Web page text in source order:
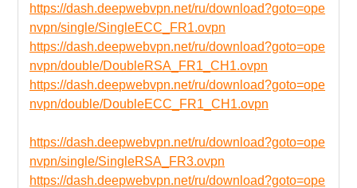
https://dash.deepwebvpn.net/ru/download?goto=ope
nvpn/single/SingleECC_FR1.ovpn
https://dash.deepwebvpn.net/ru/download?goto=ope
nvpn/double/DoubleRSA_FR1_CH1.ovpn
https://dash.deepwebvpn.net/ru/download?goto=ope
nvpn/double/DoubleECC_FR1_CH1.ovpn
https://dash.deepwebvpn.net/ru/download?goto=ope
nvpn/single/SingleRSA_FR3.ovpn
https://dash.deepwebvpn.net/ru/download?goto=ope